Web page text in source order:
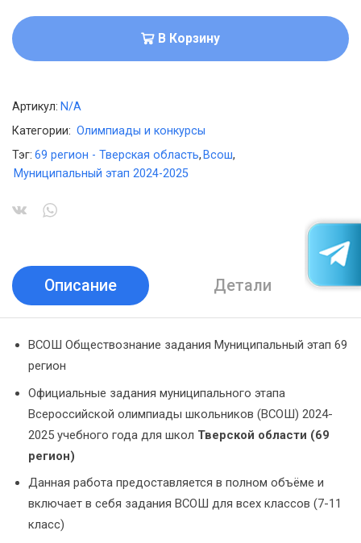
В Корзину
Артикул: N/A
Категории: Олимпиады и конкурсы
Тэг: 69 регион - Тверская область, Всош,
Муниципальный этап 2024-2025
Описание Детали
ВСОШ Обществознание задания Муниципальный этап 69
регион
Официальные задания муниципального этапа
Всероссийской олимпиады школьников (ВСОШ) 2024-
2025 учебного года для школ Тверской области (69
регион)
Данная работа предоставляется в полном объёме и
включает в себя задания ВСОШ для всех классов (7-11
класс)